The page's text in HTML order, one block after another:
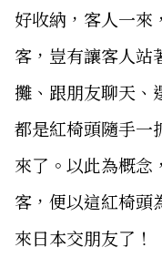
好收納，客人一來
客，豈有讓客人站
攤、跟朋友聊天、
都是紅椅頭隨手一
來了。以此為概念
客，便以這紅椅頭
來日本交朋友了！